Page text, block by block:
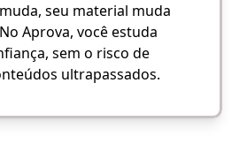
seu material muda
Aprova, você estuda
sem o risco de
ultrapassados.